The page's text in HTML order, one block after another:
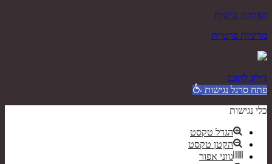
הצהרת נגישות
מדיניות פרטיות
דילוג לתוכן
פתח סרגל נגישות
כלי נגישות
הגדל טקסט
הקטן טקסט
גווני אפור